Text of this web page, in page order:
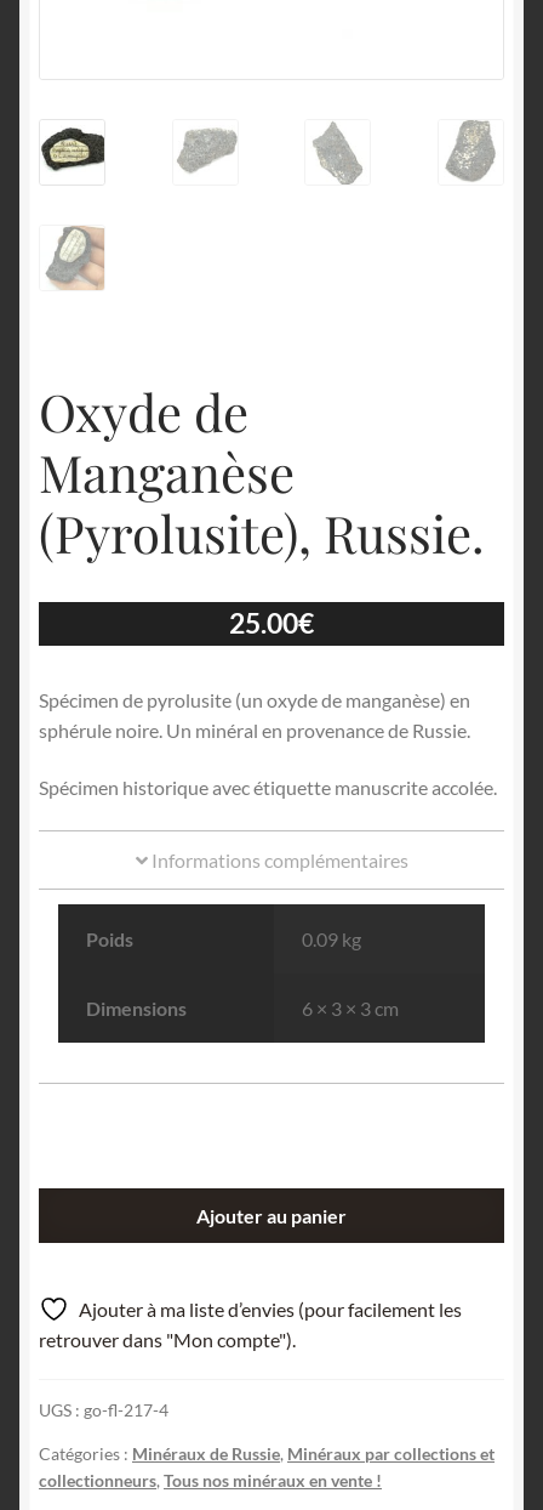
Oxyde de
Manganèse
(Pyrolusite), Russie.
25.00€
Spécimen de pyrolusite (un oxyde de manganèse) en
sphérule noire. Un minéral en provenance de Russie.
Spécimen historique avec étiquette manuscrite accolée.
Informations complémentaires
Poids 0.09 kg
Dimensions 6 × 3 × 3 cm
de
Manganèse
(Pyrolusite),
Ajouter au panier
Ajouter à ma liste d’envies (pour facilement les
retrouver dans "Mon compte").
UGS : go-fl-217-4
Catégories : Minéraux de Russie, Minéraux par collections et
collectionneurs, Tous nos minéraux en vente !